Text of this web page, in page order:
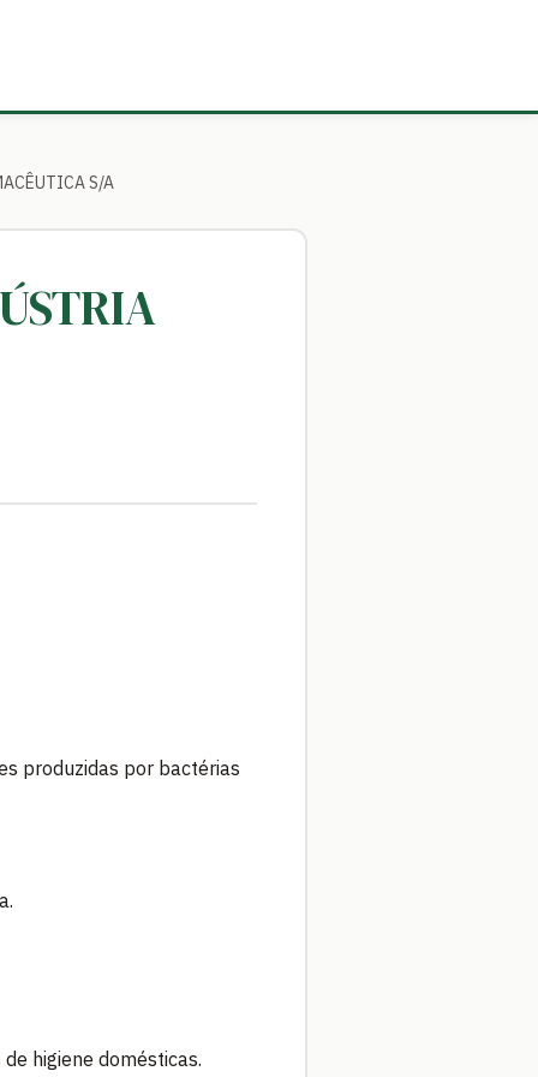
S/A
produzidas por bactérias
higiene domésticas.